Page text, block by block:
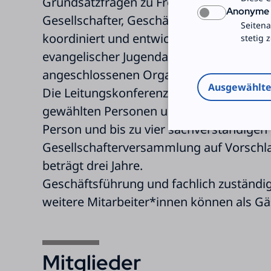
Gesellschafter, Geschäftsführung und
koordiniert und entwickelt
evangelischer Jugendarbeit, landes-
angeschlossenen Organisationen
Die Leitungskonferenz besteht aus
gewählten Personen und einer von der
Person und bis zu vier
Gesellschafterversammlung auf
beträgt drei Jahre.
Geschäftsführung und fachlich
weitere Mitarbeiter*innen können als
Mitglieder
stetig